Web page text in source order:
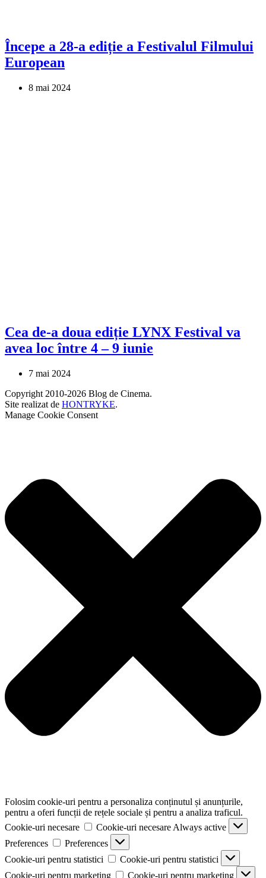
Începe a 28-a ediție a Festivalul Filmului
European
8 mai 2024
Cea de-a doua ediție LYNX Festival va
avea loc între 4 – 9 iunie
7 mai 2024
Copyright 2010-2026 Blog de Cinema.
Site realizat de HONTRYKE.
Manage Cookie Consent
Folosim cookie-uri pentru a personaliza conținutul și anunțurile,
pentru a oferi funcții de rețele sociale și pentru a analiza traficul.
Cookie-uri necesare
Cookie-uri necesare Always active
Preferences
Preferences
Cookie-uri pentru statistici
Cookie-uri pentru statistici
Cookie-uri pentru marketing
Cookie-uri pentru marketing